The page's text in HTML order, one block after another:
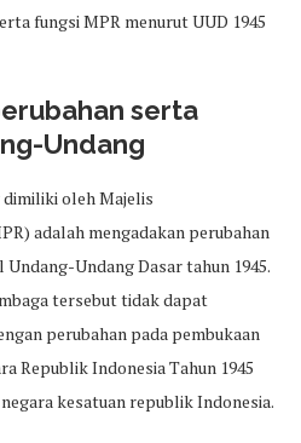
fungsi MPR menurut UUD 1945
serta
Undang
dimiliki oleh Majelis
adalah mengadakan perubahan
Undang Dasar tahun 1945.
tersebut tidak dapat
perubahan pada pembukaan
Republik Indonesia Tahun 1945
kesatuan republik Indonesia.